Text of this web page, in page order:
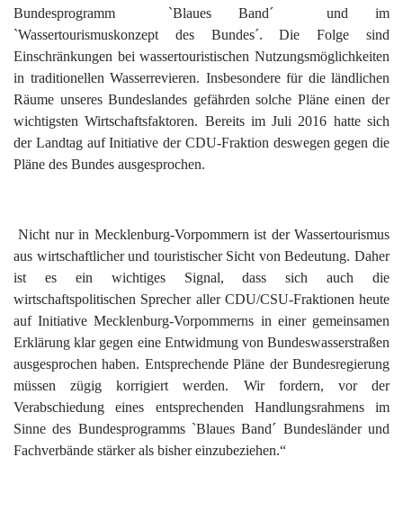
Bundesprogramm `Blaues Band´ und im
`Wassertourismuskonzept des Bundes´. Die Folge sind
Einschränkungen bei wassertouristischen Nutzungsmöglichkeiten
in traditionellen Wasserrevieren. Insbesondere für die ländlichen
Räume unseres Bundeslandes gefährden solche Pläne einen der
wichtigsten Wirtschaftsfaktoren. Bereits im Juli 2016 hatte sich
der Landtag auf Initiative der CDU-Fraktion deswegen gegen die
Pläne des Bundes ausgesprochen.
Nicht nur in Mecklenburg-Vorpommern ist der Wassertourismus
aus wirtschaftlicher und touristischer Sicht von Bedeutung. Daher
ist es ein wichtiges Signal, dass sich auch die
wirtschaftspolitischen Sprecher aller CDU/CSU-Fraktionen heute
auf Initiative Mecklenburg-Vorpommerns in einer gemeinsamen
Erklärung klar gegen eine Entwidmung von Bundeswasserstraßen
ausgesprochen haben. Entsprechende Pläne der Bundesregierung
müssen zügig korrigiert werden. Wir fordern, vor der
Verabschiedung eines entsprechenden Handlungsrahmens im
Sinne des Bundesprogramms `Blaues Band´ Bundesländer und
Fachverbände stärker als bisher einzubeziehen.“